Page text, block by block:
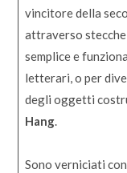
vincitore della
attraverso
semplice e
letterari, o per
degli oggetti
Hang.
Sono verniciati con